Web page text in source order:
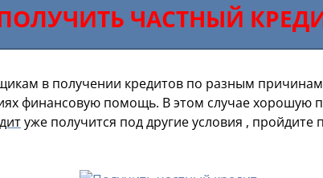
ЧАСТНЫЙ
в получении кредитов по разным
финансовую помощь. В этом случае
уже получится под другие условия , пройдите